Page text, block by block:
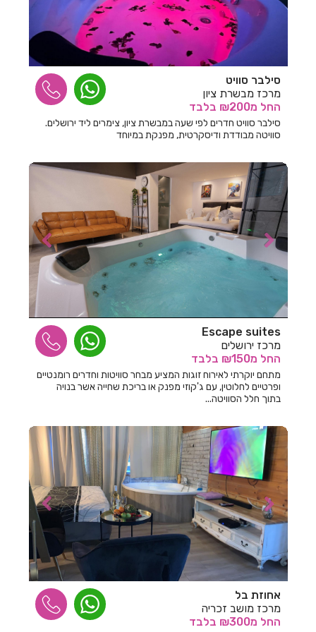
חדרים לפי שעה בשמרת
חדרים לפי שעה בשעל
חדרים לפי שעה בשער אפרים
חדרים לפי שעה בשפר
חדרים לפי שעה בשתולה
חדרים לפי שעה בתל אביב
חדרים לפי שעה בתל מונד
חדרים לפי שעה בתל עדשים
חדרים לפי שעה בתלמי אלעזר
חדרים לפי שעה בתלמי בילו
חדרים לפי שעה בתלמי יחיאל
חדרים לפי שעה בתלמים
חדרים לפי שעה בתעוז
סילבר סוויט
מרכז מבשרת ציון
החל מ₪200 בלבד
סילבר סוויט חדרים לפי שעה במבשרת ציון, צימרים ליד ירושלים.
סוויטה מבודדת ודיסקרטית, מפנקת במיוחד
Escape suites
מרכז ירושלים
החל מ₪150 בלבד
מתחם יוקרתי לאירוח זוגות המציע מבחר סוויטות וחדרים רומנטיים
ופרטיים לחלוטין, עם ג'קוזי מפנק או בריכת שחייה אשר בנויה
בתוך חלל הסוויטה...
אחוזת בל
מרכז מושב זכריה
החל מ₪300 בלבד